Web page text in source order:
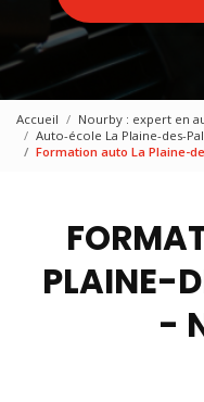
Accueil
Nourby : expert en
Auto-école La Plaine-des-
Formation auto La Plaine-
PLAINE-
-